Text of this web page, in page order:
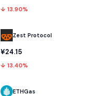
↓ 13.90%
Zest Protocol
¥24.15
↓ 13.40%
ETHGas